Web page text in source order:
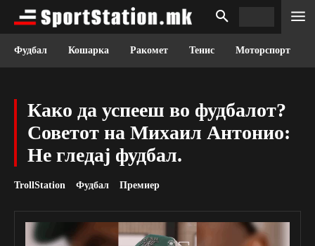
Фудбал Кошарка Ракомет Тенис Моторспорт
Како да успееш во фудбалот?
Советот на Михаил Антонио:
Не гледај фудбал.
TrollStation Фудбал Премиер